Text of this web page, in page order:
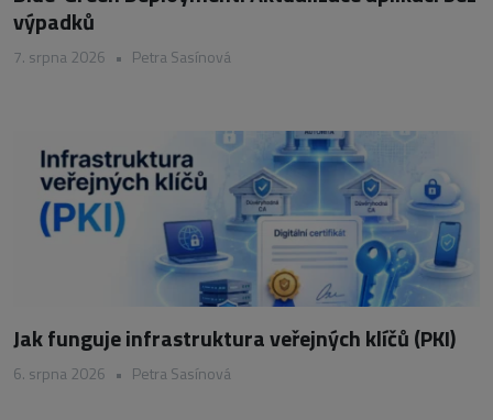
výpadků
7. srpna 2026 • Petra Sasínová
Jak funguje infrastruktura veřejných klíčů (PKI)
6. srpna 2026 • Petra Sasínová